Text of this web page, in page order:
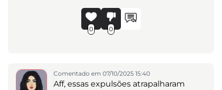
0 0
Comentado em 07/10/2025 15:40
Aff, essas expulsões atrapalharam